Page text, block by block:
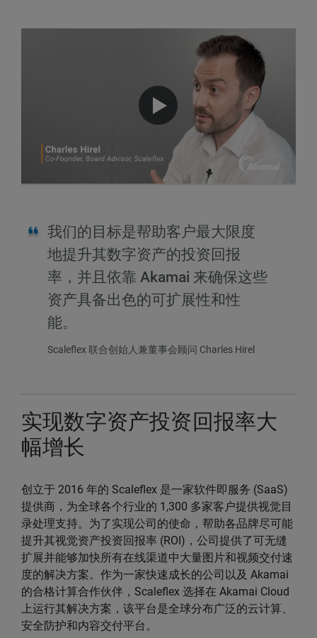
我们的目标是帮助客户最大限度
地提升其数字资产的投资回报
率，并且依靠 Akamai 来确保这些
资产具备出色的可扩展性和性
能。
Scaleflex 联合创始人兼董事会顾问 Charles Hirel
实现数字资产投资回报率大
幅增长
创立于 2016 年的 Scaleflex 是一家软件即服务 (SaaS)
提供商，为全球各个行业的 1,300 多家客户提供视觉目
录处理支持。为了实现公司的使命，帮助各品牌尽可能
提升其视觉资产投资回报率 (ROI)，公司提供了可无缝
扩展并能够加快所有在线渠道中大量图片和视频交付速
度的解决方案。作为一家快速成长的公司以及 Akamai
的合格计算合作伙伴，Scaleflex 选择在 Akamai Cloud
上运行其解决方案，该平台是全球分布广泛的云计算、
安全防护和内容交付平台。